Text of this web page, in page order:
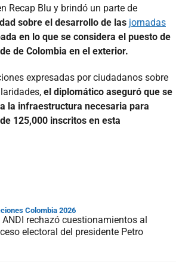
Recap Blu y brindó un parte de
sobre el desarrollo de las jornadas
en lo que se considera el puesto de
de Colombia en el exterior.
expresadas por ciudadanos sobre
el diplomático aseguró que se
la infraestructura necesaria para
125,000 inscritos en esta
Colombia 2026
ANDI rechazó cuestionamientos al
electoral del presidente Petro